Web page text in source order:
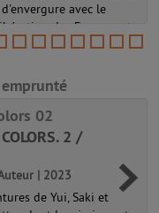
avec le
des Femmes et
02
2 /
| 2023
de Yui, Saki et